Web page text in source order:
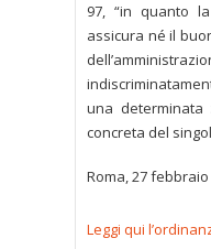
97, “in quanto
assicura né il
una determinata
concreta del
Roma, 27 febbraio
Leggi qui